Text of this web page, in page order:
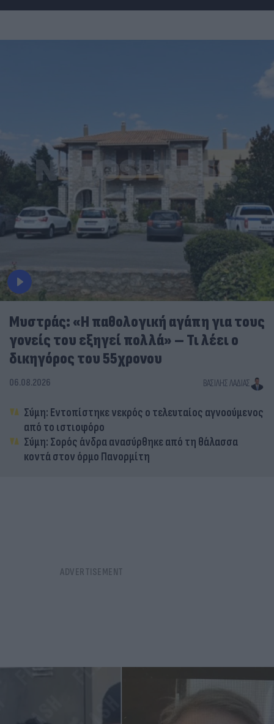
Μυστράς: «Η παθολογική αγάπη για τους
γονείς του εξηγεί πολλά» – Τι λέει ο
δικηγόρος του 55χρονου
06.08.2026 ΒΑΣΊΛΗΣ ΛΑΔΙΆΣ
Σύμη: Εντοπίστηκε νεκρός ο τελευταίος αγνοούμενος
από το ιστιοφόρο
Σύμη: Σορός άνδρα ανασύρθηκε από τη θάλασσα
κοντά στον όρμο Πανορμίτη